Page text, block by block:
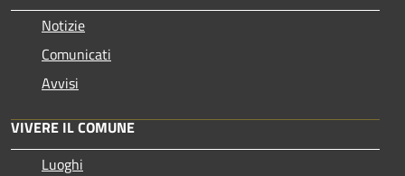
Notizie
Comunicati
Avvisi
VIVERE IL COMUNE
Luoghi